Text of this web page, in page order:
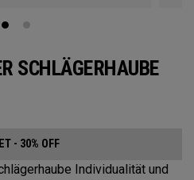
SCHLÄGERHAUBE
- 30% OFF
Individualität und